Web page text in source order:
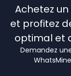
Achetez
et profitez
optimal et
Demandez